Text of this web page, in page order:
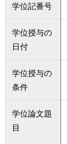
学位記番号
学位授与の
日付
学位授与の
条件
学位論文題
目